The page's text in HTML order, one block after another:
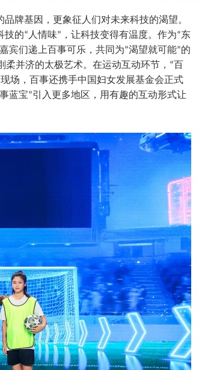
牌基因，更象征人们对未来科技的渴望。
技的“ 人情味” ，让科技变得有温度。作为“东
宾们递上百事可乐，共同为“渴望就可能”的
并济的太极艺术。在运动互动环节， “百
场，百事还携手中国妇女发展基金会正式
蓝宝”引入更多地区，用有趣的互动形式让